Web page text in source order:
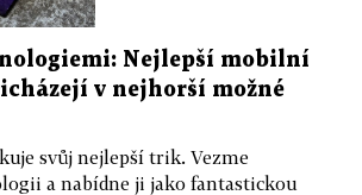
Nejlepší mobilní
v nejhorší možné
svůj nejlepší trik. Vezme
a nabídne ji jako fantastickou